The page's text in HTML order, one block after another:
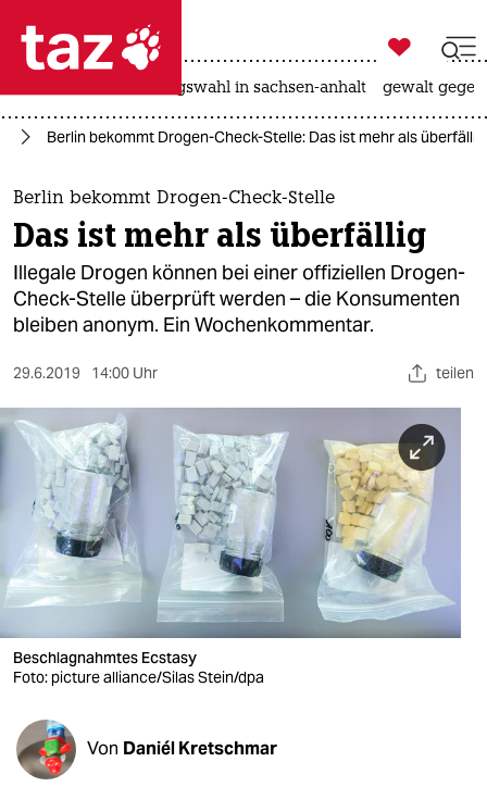
 taz zahl ich
taz zahl ich
themen
politik
öko
gesellschaft
sport
berlin
nord
wahrheit
verlag
verlag
veranstaltungen
shop

taz zahl ich
landtagswahl in sachsen-anhalt gewalt
Berlin bekommt Drogen-Check-Stelle: Das ist mehr als überfällig
Berlin bekommt Drogen-Check-Stelle
Das ist mehr als überfällig
Illegale Drogen können bei einer offiziellen Drogen-
Check-Stelle überprüft werden – die Konsumenten
bleiben anonym. Ein Wochenkommentar.
29.6.2019 14:00 Uhr teilen
Beschlagnahmtes Ecstasy
Foto: picture alliance/Silas Stein/dpa
Von Daniél Kretschmar